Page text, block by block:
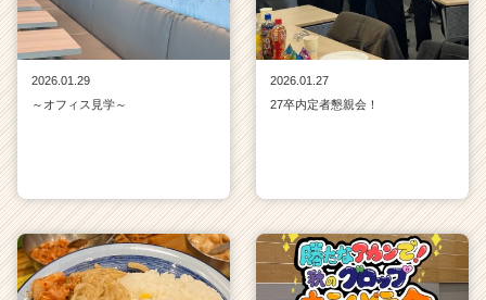
2026.01.29
～オフィス見学～
2026.01.27
27卒内定者懇親会！